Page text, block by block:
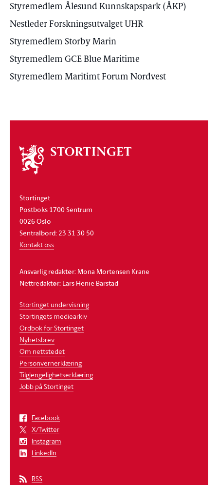
Styremedlem Ålesund Kunnskapspark (ÅKP)
Nestleder Forskningsutvalget UHR
Styremedlem Storby Marin
Styremedlem GCE Blue Maritime
Styremedlem Maritimt Forum Nordvest
Om
stortinget
Stortinget
Postboks 1700 Sentrum
0026 Oslo
Sentralbord: 23 31 30 50
Kontakt oss
Ansvarlig redaktør: Mona Mortensen Krane
Nettredaktør: Lars Henie Barstad
Stortinget undervisning
Stortingets mediearkiv
Ordbok for Stortinget
Nyhetsbrev
Om nettstedet
Personvernerklæring
Tilgjengelighetserklæring
Jobb på Stortinget
Facebook
X/Twitter
Instagram
LinkedIn
RSS